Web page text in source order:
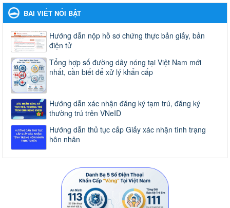
BÀI VIẾT NỔI BẬT
Hướng dẫn nộp hồ sơ chứng thực bản giấy, bản
điện tử
Tổng hợp số đường dây nóng tại Việt Nam mới
nhất, cần biết để xử lý khẩn cấp
Hướng dẫn xác nhận đăng ký tạm trú, đăng ký
thường trú trên VNeID
Hướng dẫn thủ tục cấp Giấy xác nhận tình trạng
hôn nhân